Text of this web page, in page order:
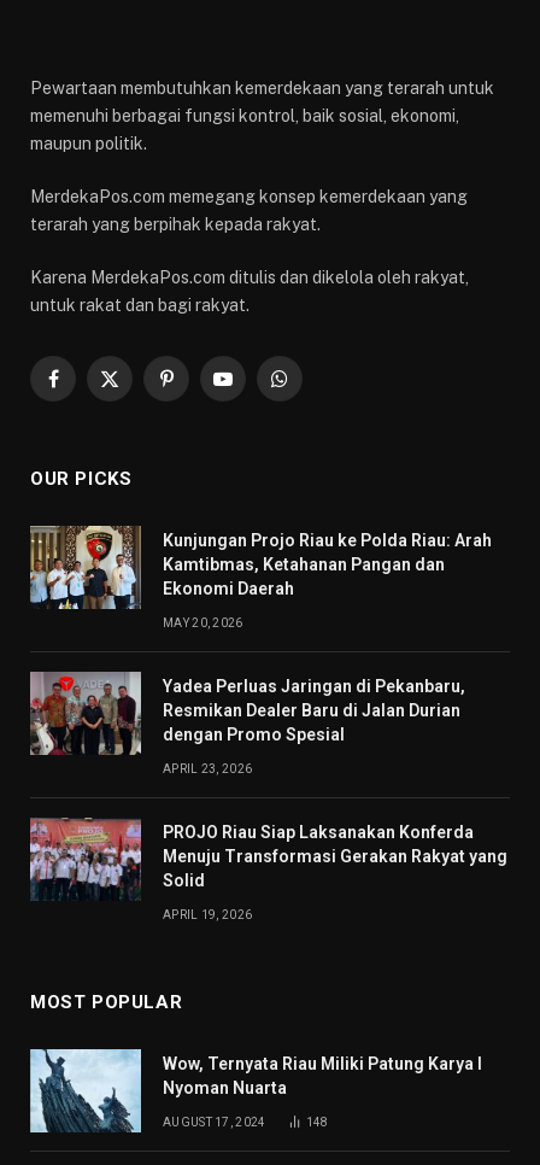
Pewartaan membutuhkan kemerdekaan yang terarah untuk
memenuhi berbagai fungsi kontrol, baik sosial, ekonomi,
maupun politik.
MerdekaPos.com memegang konsep kemerdekaan yang
terarah yang berpihak kepada rakyat.
Karena MerdekaPos.com ditulis dan dikelola oleh rakyat,
untuk rakat dan bagi rakyat.
Facebook
X
PinterestYouTubeWhatsApp
OUR PICKS
Kunjungan Projo Riau ke Polda Riau: Arah
Kamtibmas, Ketahanan Pangan dan
Ekonomi Daerah
MAY 20, 2026
Yadea Perluas Jaringan di Pekanbaru,
Resmikan Dealer Baru di Jalan Durian
dengan Promo Spesial
APRIL 23, 2026
PROJO Riau Siap Laksanakan Konferda
Menuju Transformasi Gerakan Rakyat yang
Solid
APRIL 19, 2026
MOST POPULAR
Wow, Ternyata Riau Miliki Patung Karya I
Nyoman Nuarta
AUGUST 17, 2024 148